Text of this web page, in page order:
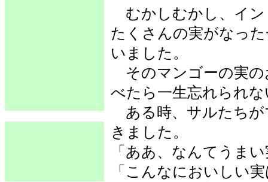
むかしむかし、イン
たくさんの実がなっ
いました。
そのマンゴーの実の
べたら一生忘れられ
ある時、サルたちが
きました。
「ああ、なんてうま
「こんなにおいしい